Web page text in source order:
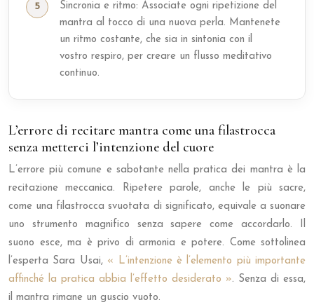
Sincronia e ritmo: Associate ogni ripetizione del
mantra al tocco di una nuova perla. Mantenete
un ritmo costante, che sia in sintonia con il
vostro respiro, per creare un flusso meditativo
continuo.
L’errore di recitare mantra come una filastrocca
senza metterci l’intenzione del cuore
L’errore più comune e sabotante nella pratica dei mantra è la
recitazione meccanica. Ripetere parole, anche le più sacre,
come una filastrocca svuotata di significato, equivale a suonare
uno strumento magnifico senza sapere come accordarlo. Il
suono esce, ma è privo di armonia e potere. Come sottolinea
l’esperta Sara Usai, « L’intenzione è l’elemento più importante
affinché la pratica abbia l’effetto desiderato ». Senza di essa,
il mantra rimane un guscio vuoto.